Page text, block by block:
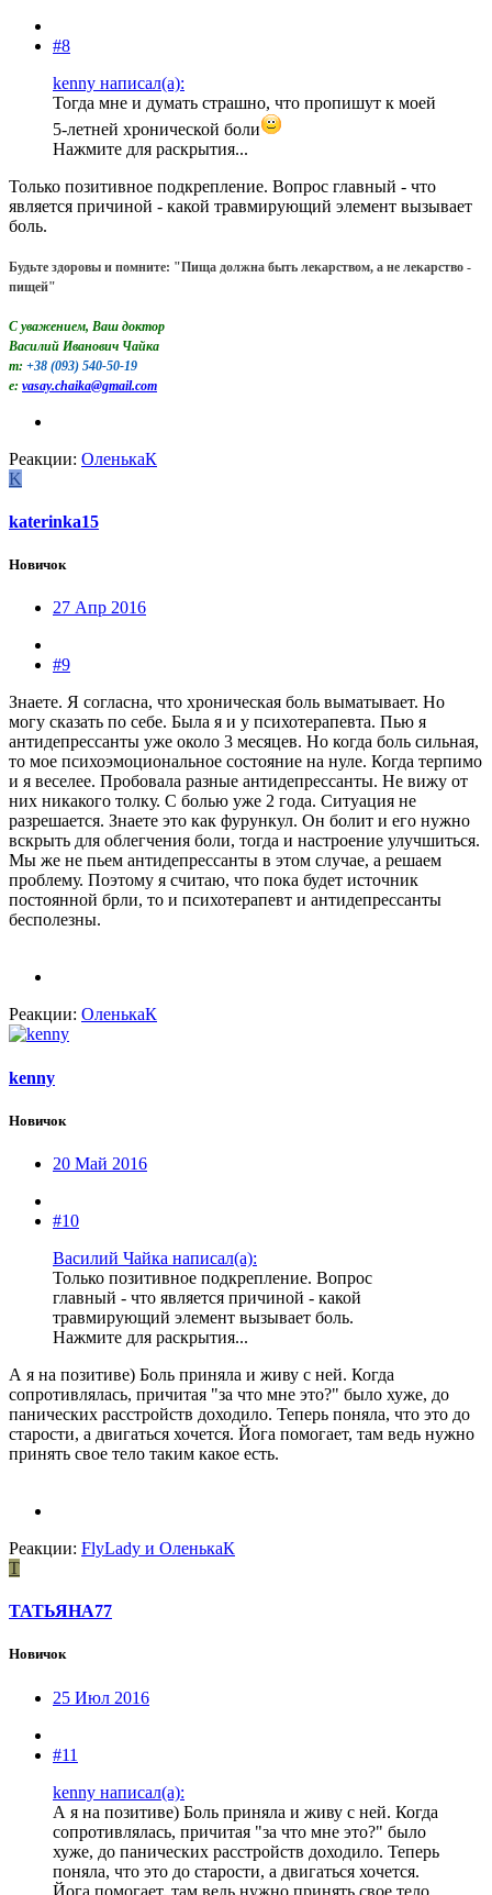
#8
kenny написал(а):
Тогда мне и думать страшно, что пропишут к моей
5-летней хронической боли
Нажмите для раскрытия...
Только позитивное подкрепление. Вопрос главный - что
является причиной - какой травмирующий элемент вызывает
боль.
Будьте здоровы и помните: "Пища должна быть лекарством, а не лекарство -
пищей"
С уважением, Ваш доктор
Василий Иванович Чайка
m: +38 (093) 540-50-19
e: vasay.chaika@gmail.com
Реакции: ОленькаК
K
katerinka15
Новичок
27 Апр 2016
#9
Знаете. Я согласна, что хроническая боль выматывает. Но
могу сказать по себе. Была я и у психотерапевта. Пью я
антидепрессанты уже около 3 месяцев. Но когда боль сильная,
то мое психоэмоциональное состояние на нуле. Когда терпимо
и я веселее. Пробовала разные антидепрессанты. Не вижу от
них никакого толку. С болью уже 2 года. Ситуация не
разрешается. Знаете это как фурункул. Он болит и его нужно
вскрыть для облегчения боли, тогда и настроение улучшиться.
Мы же не пьем антидепрессанты в этом случае, а решаем
проблему. Поэтому я считаю, что пока будет источник
постоянной брли, то и психотерапевт и антидепрессанты
бесполезны.
Реакции: ОленькаК
kenny
Новичок
20 Май 2016
#10
Василий Чайка написал(а):
Только позитивное подкрепление. Вопрос
главный - что является причиной - какой
травмирующий элемент вызывает боль.
Нажмите для раскрытия...
А я на позитиве) Боль приняла и живу с ней. Когда
сопротивлялась, причитая "за что мне это?" было хуже, до
панических расстройств доходило. Теперь поняла, что это до
старости, а двигаться хочется. Йога помогает, там ведь нужно
принять свое тело таким какое есть.
Реакции: FlyLady и ОленькаК
Т
ТАТЬЯНА77
Новичок
25 Июл 2016
#11
kenny написал(а):
А я на позитиве) Боль приняла и живу с ней. Когда
сопротивлялась, причитая "за что мне это?" было
хуже, до панических расстройств доходило. Теперь
поняла, что это до старости, а двигаться хочется.
Йога помогает, там ведь нужно принять свое тело